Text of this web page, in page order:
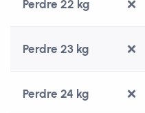
Perdre 22 kg ❌
Perdre 23 kg ❌
Perdre 24 kg ❌